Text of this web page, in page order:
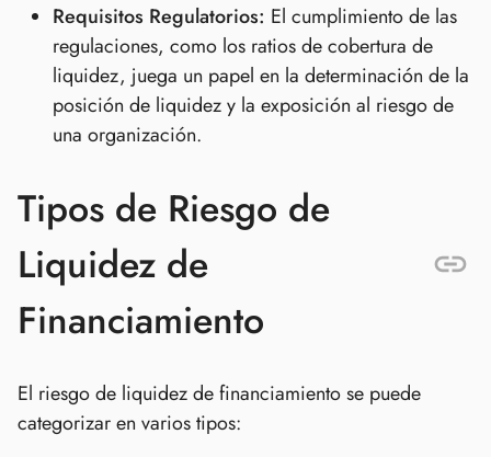
Requisitos Regulatorios: El cumplimiento de las
regulaciones, como los ratios de cobertura de
liquidez, juega un papel en la determinación de la
posición de liquidez y la exposición al riesgo de
una organización.
Tipos de Riesgo de
Liquidez de
Financiamiento
El riesgo de liquidez de financiamiento se puede
categorizar en varios tipos: